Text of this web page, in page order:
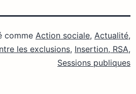
comme Action sociale, Actualité,
les exclusions, Insertion, RSA,
Sessions publiques